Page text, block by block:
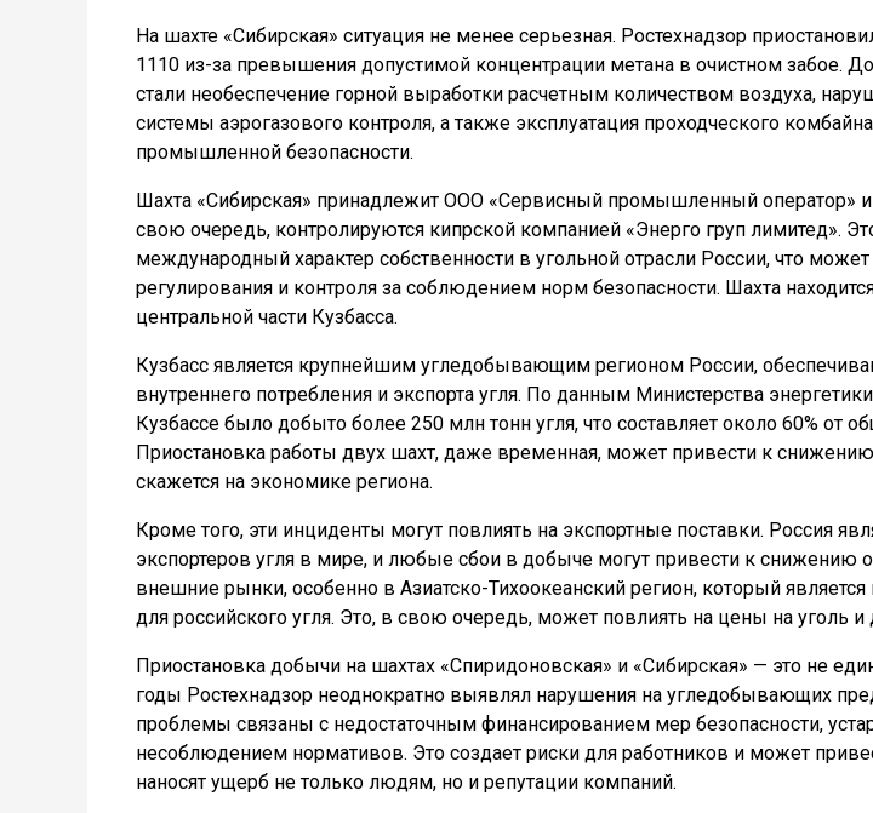
На шахте «Сибирская» ситуация не менее серьезная. Ростехнадзор
1110 из-за превышения допустимой концентрации метана в очистном забое.
стали необеспечение горной выработки расчетным количеством воздуха,
системы аэрогазового контроля, а также эксплуатация проходческого
промышленной безопасности.
Шахта «Сибирская» принадлежит ООО «Сервисный промышленный оператор»
свою очередь, контролируются кипрской компанией «Энерго груп лимитед».
международный характер собственности в угольной отрасли России, что
регулирования и контроля за соблюдением норм безопасности. Шахта
центральной части Кузбасса.
Кузбасс является крупнейшим угледобывающим регионом России,
внутреннего потребления и экспорта угля. По данным Министерства
Кузбассе было добыто более 250 млн тонн угля, что составляет около 60% от
Приостановка работы двух шахт, даже временная, может привести к
скажется на экономике региона.
Кроме того, эти инциденты могут повлиять на экспортные поставки. Россия
экспортеров угля в мире, и любые сбои в добыче могут привести к снижению
внешние рынки, особенно в Азиатско-Тихоокеанский регион, который
для российского угля. Это, в свою очередь, может повлиять на цены на уголь
Приостановка добычи на шахтах «Спиридоновская» и «Сибирская» — это не
годы Ростехнадзор неоднократно выявлял нарушения на угледобывающих
проблемы связаны с недостаточным финансированием мер безопасности,
несоблюдением нормативов. Это создает риски для работников и может
наносят ущерб не только людям, но и репутации компаний.